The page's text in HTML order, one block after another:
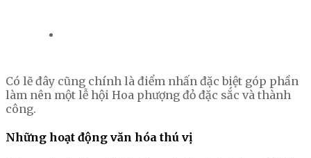
Có lẽ đây cũng chính là điểm nhấn đặc biệt góp phần
làm nên một lễ hội Hoa phượng đỏ đặc sắc và thành
công.
Những hoạt động văn hóa thú vị